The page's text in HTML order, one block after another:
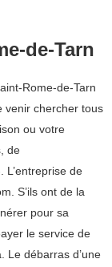
de-Tarn
Rome-de-Tarn
venir chercher tous
ou votre
de
L’entreprise de
S’ils ont de la
pour sa
le service de
Le débarras d’une